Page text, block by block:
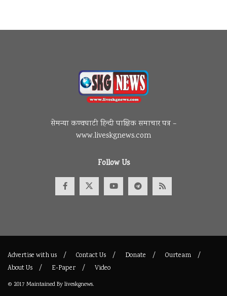
सेमन्या कण्वघाटी हिन्दी पाक्षिक समाचार पत्र –
www.liveskgnews.com
Follow Us
Advertise with us Contact Us Donate
Ourteam
About Us
E-Paper Video
© 2017 Maintained Byliveskgnews.